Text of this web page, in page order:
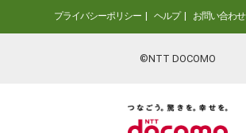
プライバシーポリシー ヘルプ お問い合わせ
©NTT DOCOMO